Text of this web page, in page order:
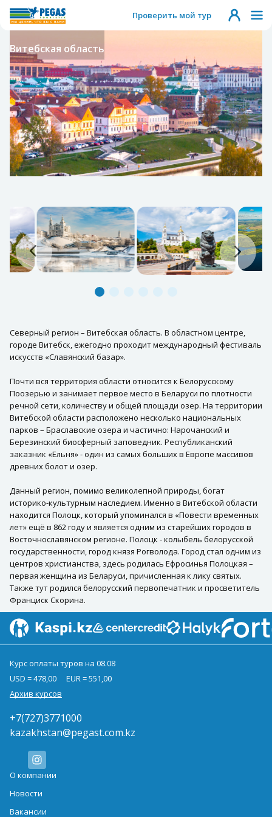
Проверить мой тур
Витебская область
Северный регион – Витебская область. В областном центре,
городе Витебск, ежегодно проходит международный фестиваль
искусств «Славянский базар».
Почти вся территория области относится к Белорусскому
Поозерью и занимает первое место в Беларуси по плотности
речной сети, количеству и общей площади озер. На территории
Витебской области расположено несколько национальных
парков – Браславские озера и частично: Нарочанский и
Березинский биосферный заповедник. Республиканский
заказник «Ельня» - один из самых больших в Европе массивов
древних болот и озер.
Данный регион, помимо великолепной природы, богат
историко-культурным наследием. Именно в Витебской области
находится Полоцк, который упоминался в «Повести временных
лет» ещё в 862 году и является одним из старейших городов в
Восточнославянском регионе. Полоцк - колыбель белорусской
государственности, город князя Рогволода. Город стал одним из
центров христианства, здесь родилась Ефросинья Полоцкая –
первая женщина из Беларуси, причисленная к лику святых.
Также тут родился белорусский первопечатник и просветитель
Франциск Скорина.
Курс оплаты туров на 08.08
USD = 478,00
EUR = 551,00
Архив курсов
+7(727)3771000
kazakhstan@pegast.com.kz
О компании
Новости
Вакансии